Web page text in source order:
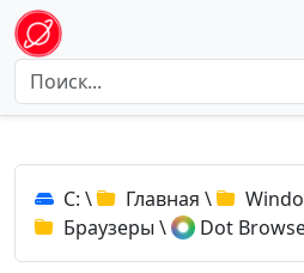
C: \ Главная \
Браузеры \ Dot